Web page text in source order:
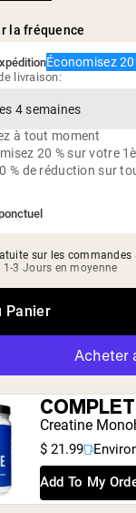
arômes
M)
la fréquence
Économisez
livraison:
à tout moment
20 % sur votre
% de réduction sur
sur les commandes
1-3 Jours en moyenne
Panier
Creatine
$ 21.99
Add To My